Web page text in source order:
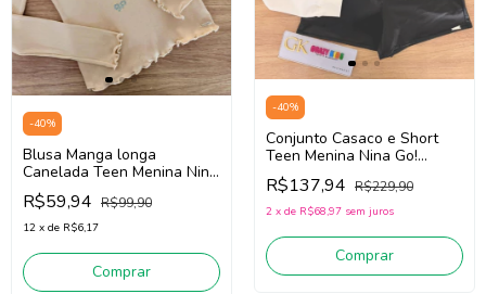
-40%
Blusa Manga longa
Canelada Teen Menina Nina
Go! 2261010 (Bege Claro)
R$59,94 R$99,90
12 x de R$6,17
Comprar
-40%
Conjunto Casaco e Short
Teen Menina Nina Go!
2261036 (Off White/Preto)
R$137,94 R$229,90
2 x de R$68,97 sem juros
Comprar